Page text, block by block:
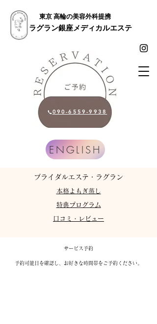
東京 高輪の美容外科提携
ラグラン銀座メディカルエステ
090-6559-9938
ENGLISH
​ブライダルエステ・ラグラン
​口コミ・レビュー
​本格よもぎ蒸し
特典プログラム
サービス予約
予約可能日を確認し、お好きな時間帯をご予約ください。